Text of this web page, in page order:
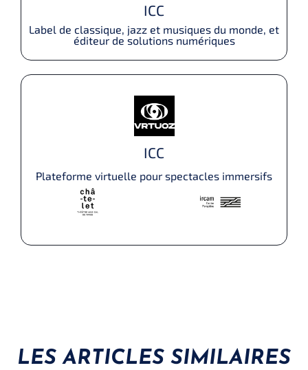
ICC
Label de classique, jazz et musiques du monde, et
éditeur de solutions numériques
ICC
Plateforme virtuelle pour spectacles immersifs
LES ARTICLES SIMILAIRES